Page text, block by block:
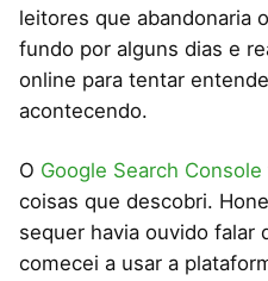
leitores que abandonaria
fundo por alguns dias e
online para tentar
acontecendo.
O Google Search Console
coisas que descobri.
sequer havia ouvido falar
comecei a usar a